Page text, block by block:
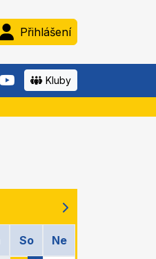
Přihlášení
Kluby
So Ne